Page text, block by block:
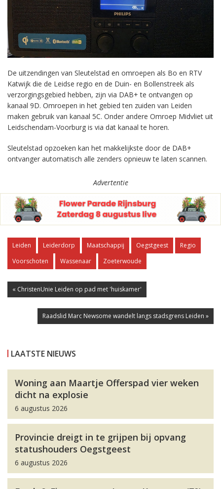
De uitzendingen van Sleutelstad en omroepen als Bo en RTV
Katwijk die de Leidse regio en de Duin- en Bollenstreek als
verzorgingsgebied hebben, zijn via DAB+ te ontvangen op
kanaal 9D. Omroepen in het gebied ten zuiden van Leiden
maken gebruik van kanaal 5C. Onder andere Omroep Midvliet uit
Leidschendam-Voorburg is via dat kanaal te horen.
Sleutelstad opzoeken kan het makkelijkste door de DAB+
ontvanger automatisch alle zenders opnieuw te laten scannen.
Advertentie
Leiden Leiderdorp Maatschappij Oegstgeest
Regio
Voorschoten
Wassenaar Zoeterwoude
« ChristenUnie Leiden op pad met 'huiskamer'
Raadslid Marc Newsome wandelt langs stadsgrens Leiden »
LAATSTE NIEUWS
Woning aan Maartje Offerspad vier weken
dicht na explosie
6 augustus 2026
Provincie dreigt in te grijpen bij opvang
statushouders Oegstgeest
6 augustus 2026